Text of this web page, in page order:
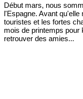
Début mars, nous
l'Espagne. Avant
touristes et les fortes
mois de printemps pour
retrouver des amies...